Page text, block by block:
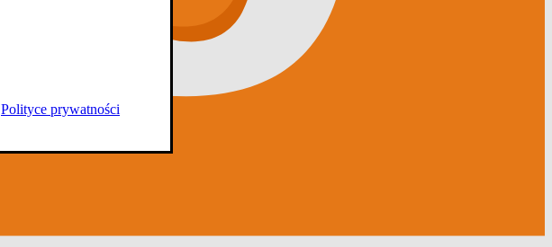
Polityce prywatności